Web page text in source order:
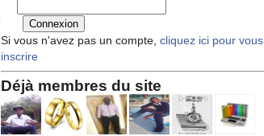
Si vous n'avez pas un compte, cliquez ici pour vous
inscrire
Déjà membres du site